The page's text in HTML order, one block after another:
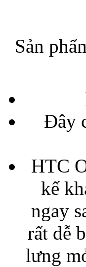
Sản
Đây
HTC
kế
ngay
rất dễ
lưng